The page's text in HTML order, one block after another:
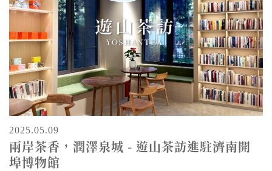
2025.05.09
兩岸茶香，潤澤泉城 - 遊山茶訪進駐濟南開
埠博物館